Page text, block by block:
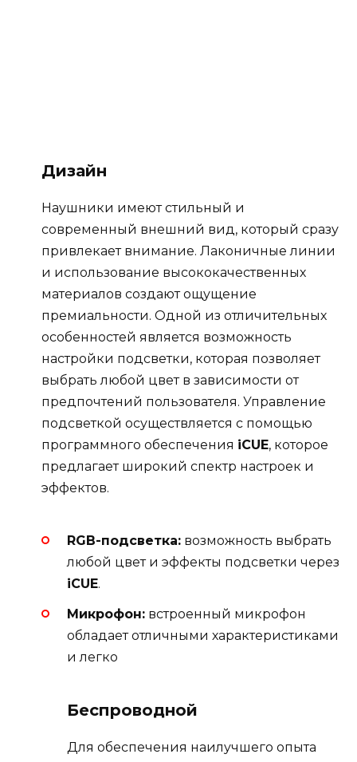
Дизайн
Наушники имеют стильный и
современный внешний вид, который сразу
привлекает внимание. Лаконичные линии
и использование высококачественных
материалов создают ощущение
премиальности. Одной из отличительных
особенностей является возможность
настройки подсветки, которая позволяет
выбрать любой цвет в зависимости от
предпочтений пользователя. Управление
подсветкой осуществляется с помощью
программного обеспечения iCUE, которое
предлагает широкий спектр настроек и
эффектов.
RGB-подсветка: возможность выбрать
любой цвет и эффекты подсветки через
iCUE.
Микрофон: встроенный микрофон
обладает отличными характеристиками
и легко
Беспроводной
Для обеспечения наилучшего опыта